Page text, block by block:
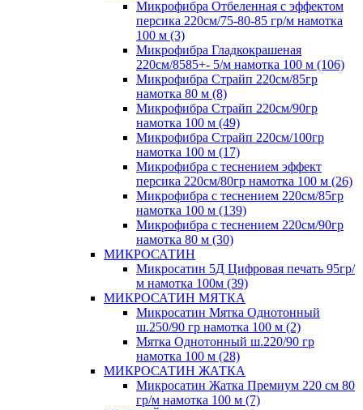
Микрофибра Отбеленная с эффектом
персика 220см/75-80-85 гр/м намотка
100 м (3)
Микрофибра Гладкокрашеная
220см/8585+- 5/м намотка 100 м (106)
Микрофибра Страйп 220см/85гр
намотка 80 м (8)
Микрофибра Страйп 220см/90гр
намотка 100 м (49)
Микрофибра Страйп 220см/100гр
намотка 100 м (17)
Микрофибра с теснением эффект
персика 220см/80гр намотка 100 м (26)
Микрофибра с теснением 220см/85гр
намотка 100 м (139)
Микрофибра с теснением 220см/90гр
намотка 80 м (30)
МИКРОСАТИН
Микросатин 5Д Цифровая печать 95гр/
м намотка 100м (39)
МИКРОСАТИН МЯТКА
Микросатин Мятка Однотонный
ш.250/90 гр намотка 100 м (2)
Мятка Однотонный ш.220/90 гр
намотка 100 м (28)
МИКРОСАТИН ЖАТКА
Микросатин Жатка Премиум 220 см 80
гр/м намотка 100 м (7)